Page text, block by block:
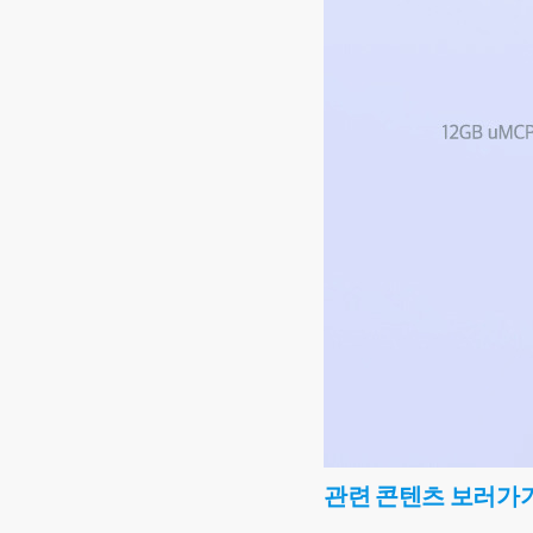
관련 콘텐츠 보러가